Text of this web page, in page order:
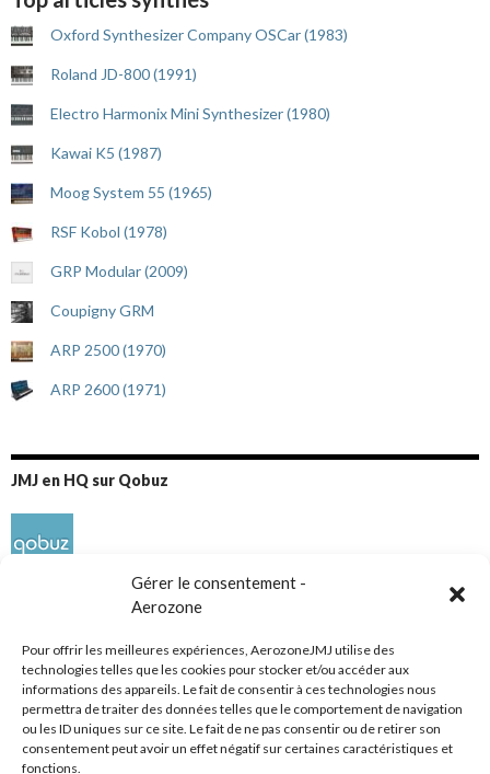
Gérer le consentement -
Aerozone
Pour offrir les meilleures expériences, AerozoneJMJ utilise des
technologies telles que les cookies pour stocker et/ou accéder aux
informations des appareils. Le fait de consentir à ces technologies nous
permettra de traiter des données telles que le comportement de navigation
ou les ID uniques sur ce site. Le fait de ne pas consentir ou de retirer son
consentement peut avoir un effet négatif sur certaines caractéristiques et
fonctions.
Oxford Synthesizer Company OSCar (1983)
Roland JD-800 (1991)
Electro Harmonix Mini Synthesizer (1980)
Kawai K5 (1987)
Moog System 55 (1965)
RSF Kobol (1978)
GRP Modular (2009)
Coupigny GRM
ARP 2500 (1970)
ARP 2600 (1971)
JMJ en HQ sur Qobuz
Réseaux sociaux